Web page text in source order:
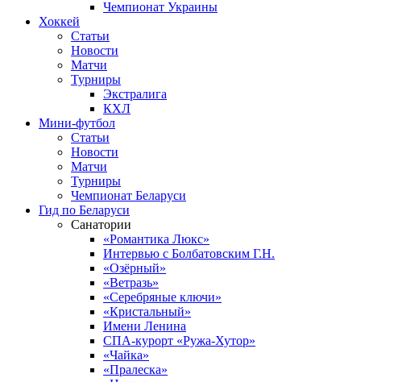
Чемпионат Украины
Хоккей
Статьи
Новости
Матчи
Турниры
Экстралига
КХЛ
Мини-футбол
Статьи
Новости
Матчи
Турниры
Чемпионат Беларуси
Гид по Беларуси
Санатории
«Романтика Люкс»
Интервью с Болбатовским Г.Н.
«Озёрный»
«Ветразь»
«Серебряные ключи»
«Кристальный»
Имени Ленина
СПА-курорт «Ружа-Хутор»
«Чайка»
«Пралеска»